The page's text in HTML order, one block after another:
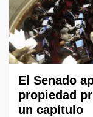
El Senado
propiedad
un capítulo